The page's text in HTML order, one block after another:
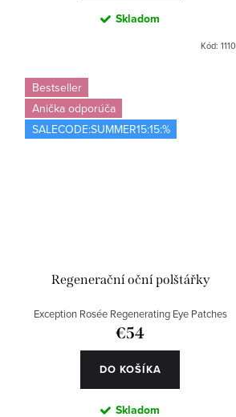
Skladom
Kód: 1110
Bestseller
Anička odporúča
SALECODE:SUMMER15:15:%
Regenerační oční polštářky
Exception Rosée Regenerating Eye Patches
€54
DO KOŠÍKA
Skladom